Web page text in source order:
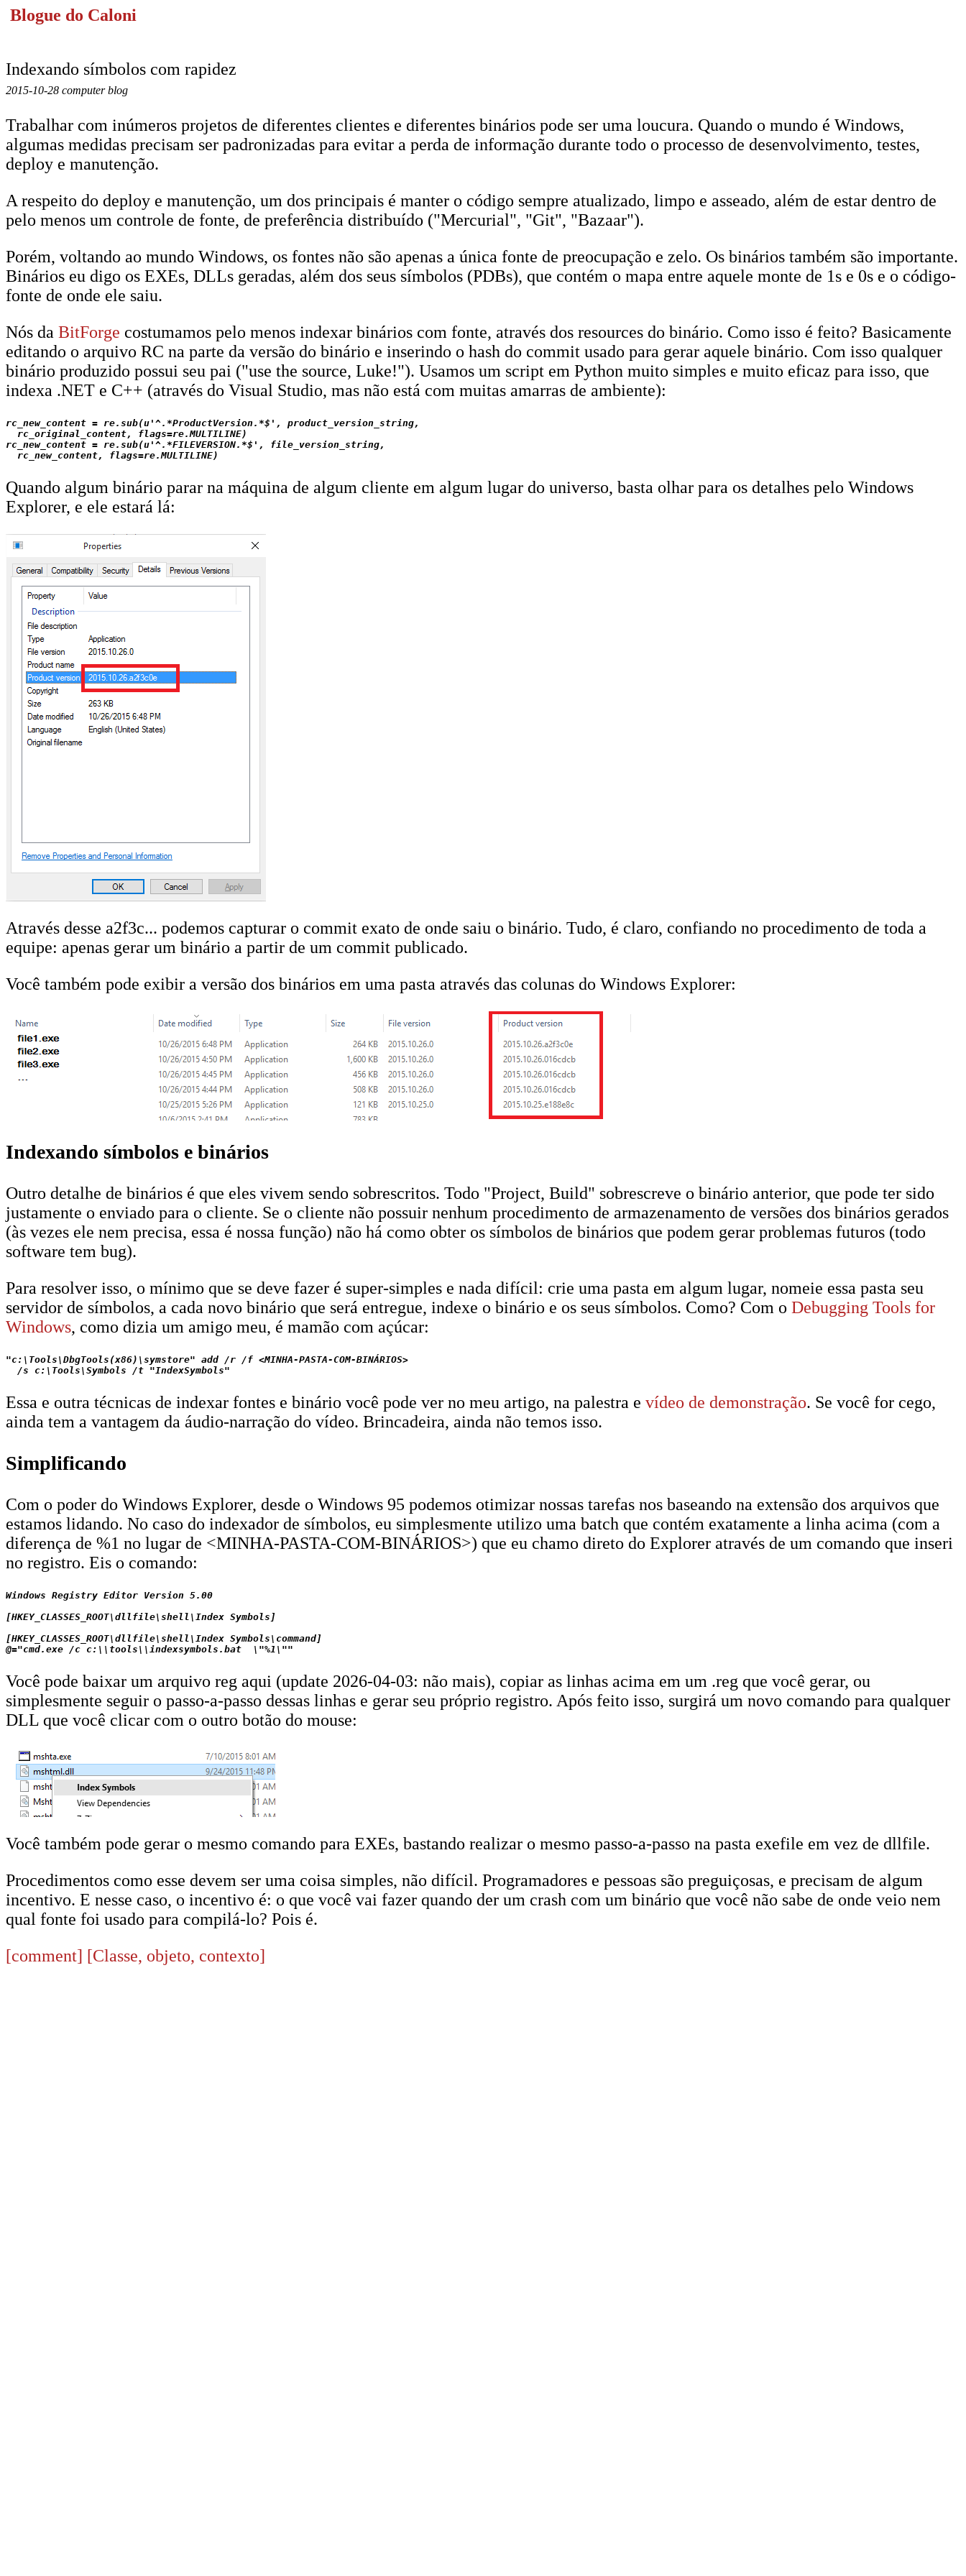
Blogue do Caloni
Indexando símbolos com rapidez
2015-10-28 computer blog
Trabalhar com inúmeros projetos de diferentes clientes e diferentes binários pode ser uma loucura. Quando o mundo é Windows,
algumas medidas precisam ser padronizadas para evitar a perda de informação durante todo o processo de desenvolvimento, testes,
deploy e manutenção.
A respeito do deploy e manutenção, um dos principais é manter o código sempre atualizado, limpo e asseado, além de estar dentro de
pelo menos um controle de fonte, de preferência distribuído ("Mercurial", "Git", "Bazaar").
Porém, voltando ao mundo Windows, os fontes não são apenas a única fonte de preocupação e zelo. Os binários também são importante.
Binários eu digo os EXEs, DLLs geradas, além dos seus símbolos (PDBs), que contém o mapa entre aquele monte de 1s e 0s e o código-
fonte de onde ele saiu.
Nós da BitForge costumamos pelo menos indexar binários com fonte, através dos resources do binário. Como isso é feito? Basicamente
editando o arquivo RC na parte da versão do binário e inserindo o hash do commit usado para gerar aquele binário. Com isso qualquer
binário produzido possui seu pai ("use the source, Luke!"). Usamos um script em Python muito simples e muito eficaz para isso, que
indexa .NET e C++ (através do Visual Studio, mas não está com muitas amarras de ambiente):
rc_new_content = re.sub(u'^.*ProductVersion.*$', product_version_string,
  rc_original_content, flags=re.MULTILINE)
rc_new_content = re.sub(u'^.*FILEVERSION.*$', file_version_string,
Quando algum binário parar na máquina de algum cliente em algum lugar do universo, basta olhar para os detalhes pelo Windows
Explorer, e ele estará lá:
Através desse a2f3c... podemos capturar o commit exato de onde saiu o binário. Tudo, é claro, confiando no procedimento de toda a
equipe: apenas gerar um binário a partir de um commit publicado.
Você também pode exibir a versão dos binários em uma pasta através das colunas do Windows Explorer:
Indexando símbolos e binários
Outro detalhe de binários é que eles vivem sendo sobrescritos. Todo "Project, Build" sobrescreve o binário anterior, que pode ter sido
justamente o enviado para o cliente. Se o cliente não possuir nenhum procedimento de armazenamento de versões dos binários gerados
(às vezes ele nem precisa, essa é nossa função) não há como obter os símbolos de binários que podem gerar problemas futuros (todo
software tem bug).
Para resolver isso, o mínimo que se deve fazer é super-simples e nada difícil: crie uma pasta em algum lugar, nomeie essa pasta seu
servidor de símbolos, a cada novo binário que será entregue, indexe o binário e os seus símbolos. Como? Com o Debugging Tools for
Windows, como dizia um amigo meu, é mamão com açúcar:
"c:\Tools\DbgTools(x86)\symstore" add /r /f <MINHA-PASTA-COM-BINÁRIOS>
Essa e outra técnicas de indexar fontes e binário você pode ver no meu artigo, na palestra e vídeo de demonstração. Se você for cego,
ainda tem a vantagem da áudio-narração do vídeo. Brincadeira, ainda não temos isso.
Simplificando
Com o poder do Windows Explorer, desde o Windows 95 podemos otimizar nossas tarefas nos baseando na extensão dos arquivos que
estamos lidando. No caso do indexador de símbolos, eu simplesmente utilizo uma batch que contém exatamente a linha acima (com a
diferença de %1 no lugar de <MINHA-PASTA-COM-BINÁRIOS>) que eu chamo direto do Explorer através de um comando que inseri
no registro. Eis o comando:
Windows Registry Editor Version 5.00
[HKEY_CLASSES_ROOT\dllfile\shell\Index Symbols]
[HKEY_CLASSES_ROOT\dllfile\shell\Index Symbols\command]
Você pode baixar um arquivo reg aqui (update 2026-04-03: não mais), copiar as linhas acima em um .reg que você gerar, ou
simplesmente seguir o passo-a-passo dessas linhas e gerar seu próprio registro. Após feito isso, surgirá um novo comando para qualquer
DLL que você clicar com o outro botão do mouse:
Você também pode gerar o mesmo comando para EXEs, bastando realizar o mesmo passo-a-passo na pasta exefile em vez de dllfile.
Procedimentos como esse devem ser uma coisa simples, não difícil. Programadores e pessoas são preguiçosas, e precisam de algum
incentivo. E nesse caso, o incentivo é: o que você vai fazer quando der um crash com um binário que você não sabe de onde veio nem
qual fonte foi usado para compilá-lo? Pois é.
[comment] [Classe, objeto, contexto]